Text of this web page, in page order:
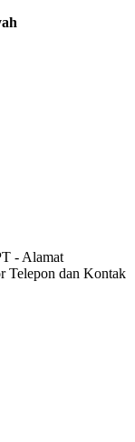
- Alamat
Telepon dan Kontak